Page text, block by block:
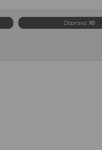
Doprava:10